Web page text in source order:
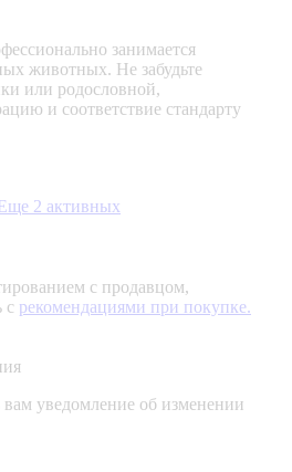
занимается
животных. Не забудьте
или родословной,
и соответствие стандарту
2 активных
с продавцом,
с рекомендациями при покупке.
уведомление об изменении